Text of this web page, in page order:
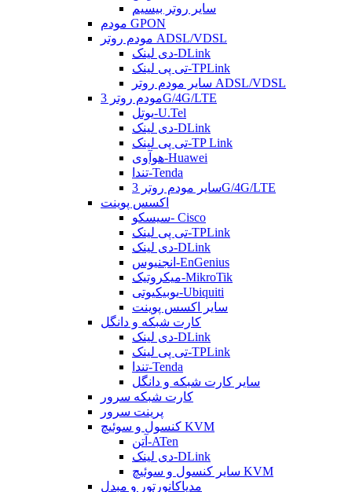
سایر روتر بیسیم
مودم GPON
مودم روتر ADSL/VDSL
دی لینک-DLink
تی پی لینک-TPLink
سایر مودم روتر ADSL/VDSL
مودم روتر 3G/4G/LTE
یوتل-U.Tel
دی لینک-DLink
تی پی لینک-TP Link
هوآوی-Huawei
تندا-Tenda
سایر مودم روتر 3G/4G/LTE
اکسس پوینت
سیسکو- Cisco
تی پی لینک-TPLink
دی لینک-DLink
انجنیوس-EnGenius
میکروتیک-MikroTik
یوبیکیوتی-Ubiquiti
سایر اکسس پوینت
کارت شبکه و دانگل
دی لینک-DLink
تی پی لینک-TPLink
تندا-Tenda
سایر کارت شبکه و دانگل
کارت شبکه سرور
پرینت سرور
کنسول و سوئیچ KVM
آتن-ATen
دی لینک-DLink
سایر کنسول و سوئیچ KVM
مدیاکانورتور و مبدل